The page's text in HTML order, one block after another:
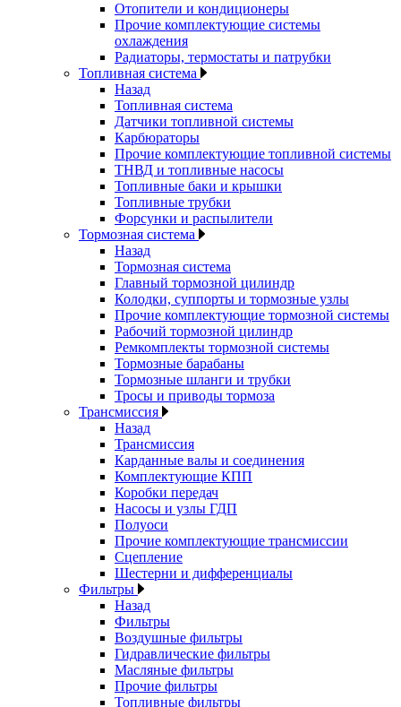
Отопители и кондиционеры
Прочие комплектующие системы
охлаждения
Радиаторы, термостаты и патрубки
Топливная система
Назад
Топливная система
Датчики топливной системы
Карбюраторы
Прочие комплектующие топливной системы
ТНВД и топливные насосы
Топливные баки и крышки
Топливные трубки
Форсунки и распылители
Тормозная система
Назад
Тормозная система
Главный тормозной цилиндр
Колодки, суппорты и тормозные узлы
Прочие комплектующие тормозной системы
Рабочий тормозной цилиндр
Ремкомплекты тормозной системы
Тормозные барабаны
Тормозные шланги и трубки
Тросы и приводы тормоза
Трансмиссия
Назад
Трансмиссия
Карданные валы и соединения
Комплектующие КПП
Коробки передач
Насосы и узлы ГДП
Полуоси
Прочие комплектующие трансмиссии
Сцепление
Шестерни и дифференциалы
Фильтры
Назад
Фильтры
Воздушные фильтры
Гидравлические фильтры
Масляные фильтры
Прочие фильтры
Топливные фильтры